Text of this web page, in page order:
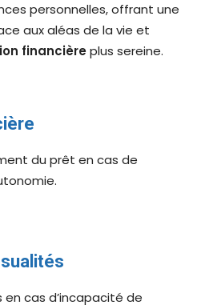
personnelles, offrant une
aux aléas de la vie et
financièreplus sereine.
du prêt en cas de
cas d’incapacité de